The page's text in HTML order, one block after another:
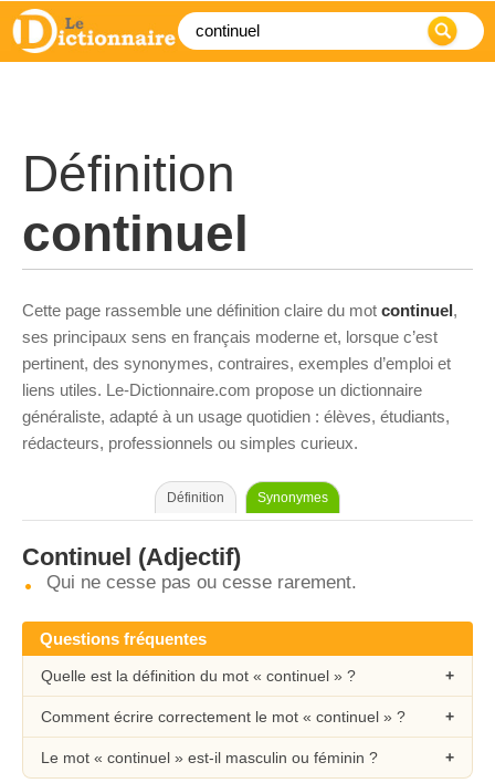
Définition
continuel
Cette page rassemble une définition claire du mot continuel,
ses principaux sens en français moderne et, lorsque c’est
pertinent, des synonymes, contraires, exemples d’emploi et
liens utiles. Le-Dictionnaire.com propose un dictionnaire
généraliste, adapté à un usage quotidien : élèves, étudiants,
rédacteurs, professionnels ou simples curieux.
Définition Synonymes
Continuel (Adjectif)
Qui ne cesse pas ou cesse rarement.
Questions fréquentes
Quelle est la définition du mot « continuel » ?
Comment écrire correctement le mot « continuel » ?
Le mot « continuel » est-il masculin ou féminin ?